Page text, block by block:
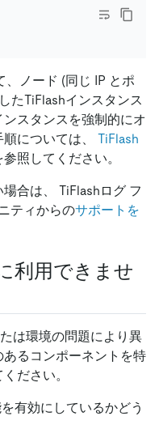
ノード (同じ IP とポ
たTiFlashインスタンス
スタンスを強制的にオ
については、 TiFlash
参照してください。
合は、 TiFlashログ フ
ティからのサポートを
利用できませ
は環境の問題により異
るコンポーネントを特
ださい。
有効にしているかどう